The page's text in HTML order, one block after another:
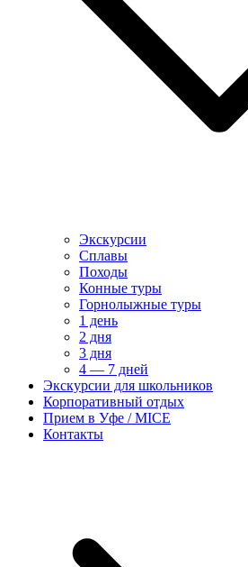
Экскурсии
Сплавы
Походы
Конные туры
Горнолыжные туры
1 день
2 дня
3 дня
4 — 7 дней
Экскурсии для школьников
Корпоративный отдых
Прием в Уфе / MICE
Контакты